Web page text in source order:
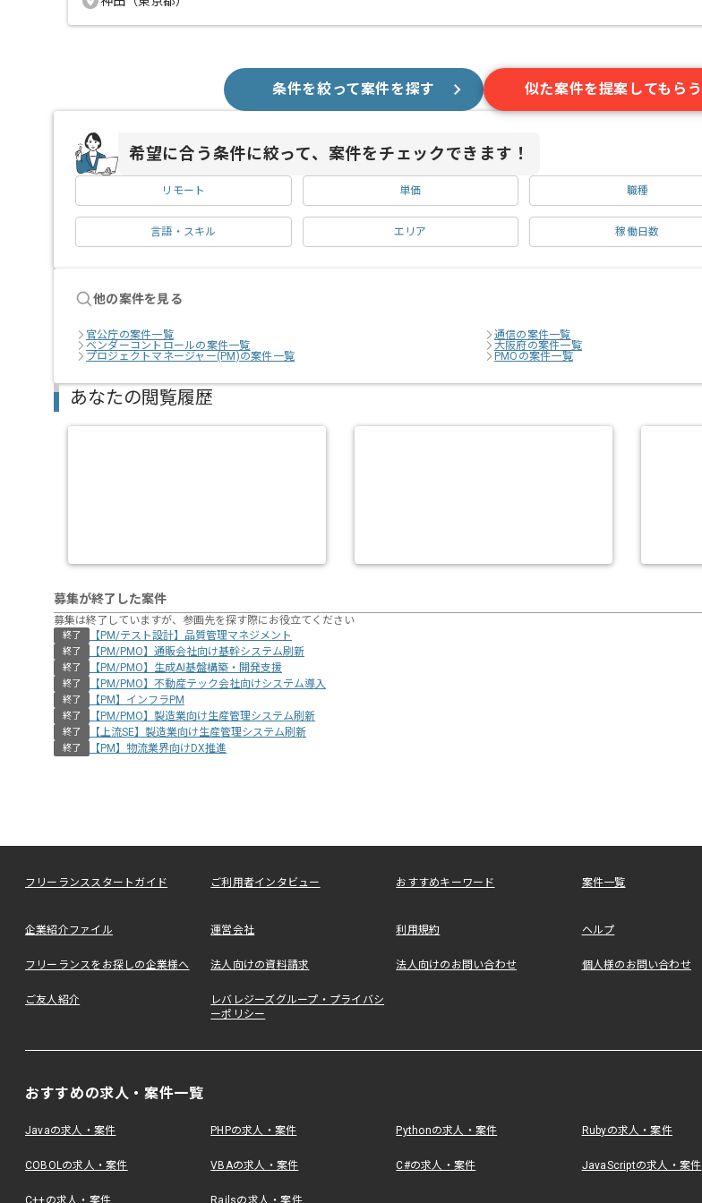
条件を絞って案件を探す 似た案件を提案してもらう
希望に合う条件に絞って、案件をチェックできます！
リモート 単価 職種
言語・スキル エリア 稼働日数
他の案件を見る
官公庁の案件一覧
通信の案件一覧
ベンダーコントロールの案件一覧
大阪府の案件一覧
プロジェクトマネージャー(PM)の案件一覧
PMOの案件一覧
あなたの閲覧履歴
募集が終了した案件
募集は終了していますが、参画先を探す際にお役立てください
終了 【PM/テスト設計】品質管理マネジメント
終了 【PM/PMO】通販会社向け基幹システム刷新
終了 【PM/PMO】生成AI基盤構築・開発支援
終了 【PM/PMO】不動産テック会社向けシステム導入
終了 【PM】インフラPM
終了 【PM/PMO】製造業向け生産管理システム刷新
終了 【上流SE】製造業向け生産管理システム刷新
終了 【PM】物流業界向けDX推進
フリーランススタートガイド ご利用者インタビュー おすすめキーワード 案件一覧
企業紹介ファイル 運営会社 利用規約 ヘルプ
フリーランスをお探しの企業様へ 法人向けの資料請求 法人向けのお問い合わせ 個人様のお問い合わせ
ご友人紹介
レバレジーズグループ・プライバシ
ーポリシー
おすすめの求人・案件一覧
Javaの求人・案件 PHPの求人・案件 Pythonの求人・案件 Rubyの求人・案件
COBOLの求人・案件 VBAの求人・案件 C#の求人・案件 JavaScriptの求人・案件
C++の求人・案件 Railsの求人・案件